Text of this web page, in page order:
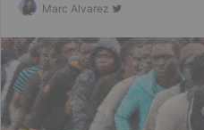
Marc Alvarez
Follow
Twitter